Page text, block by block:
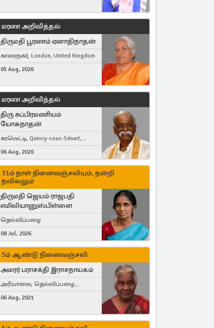
மரண அறிவித்தல்
திருமதி பூரணம் ஏனாதிநாதன்
காரைநகர், London, United Kingdom
05 Aug, 2026
மரண அறிவித்தல்
திரு சுப்பிரமணியம்
யோகநாதன்
கரவெட்டி, Quincy-sous-Sénart,
France
06 Aug, 2026
31ம் நாள் நினைவஞ்சலியும், நன்றி
நவிலலும்
திருமதி ஜெயம் ராஜபதி
எமிலியானுஸ்பிள்ளை
தெல்லிப்பழை
08 Jul, 2026
5ம் ஆண்டு நினைவஞ்சலி
அமரர் பராசக்தி இராசநாயகம்
அரியாலை, தெல்லிப்பழை,
Montreal, Canada
06 Aug, 2021